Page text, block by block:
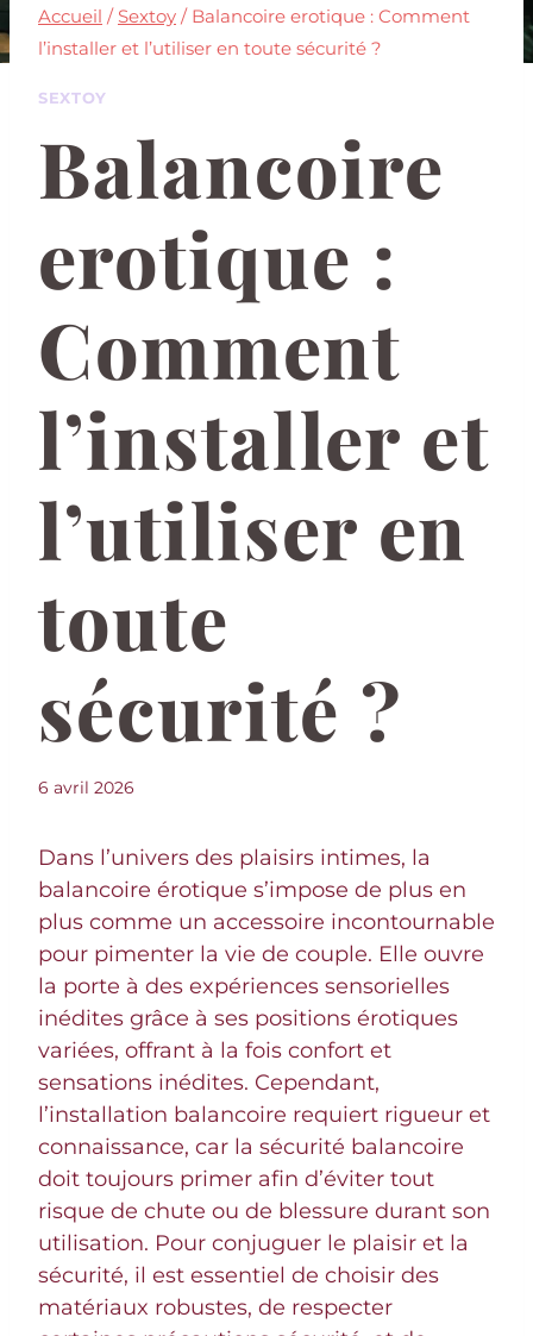
Accueil / Sextoy / Balancoire erotique : Comment
l’installer et l’utiliser en toute sécurité ?
SEXTOY
Balancoire
erotique :
Comment
l’installer et
l’utiliser en
toute
sécurité ?
6 avril 2026
Dans l’univers des plaisirs intimes, la
balancoire érotique s’impose de plus en
plus comme un accessoire incontournable
pour pimenter la vie de couple. Elle ouvre
la porte à des expériences sensorielles
inédites grâce à ses positions érotiques
variées, offrant à la fois confort et
sensations inédites. Cependant,
l’installation balancoire requiert rigueur et
connaissance, car la sécurité balancoire
doit toujours primer afin d’éviter tout
risque de chute ou de blessure durant son
utilisation. Pour conjuguer le plaisir et la
sécurité, il est essentiel de choisir des
matériaux robustes, de respecter